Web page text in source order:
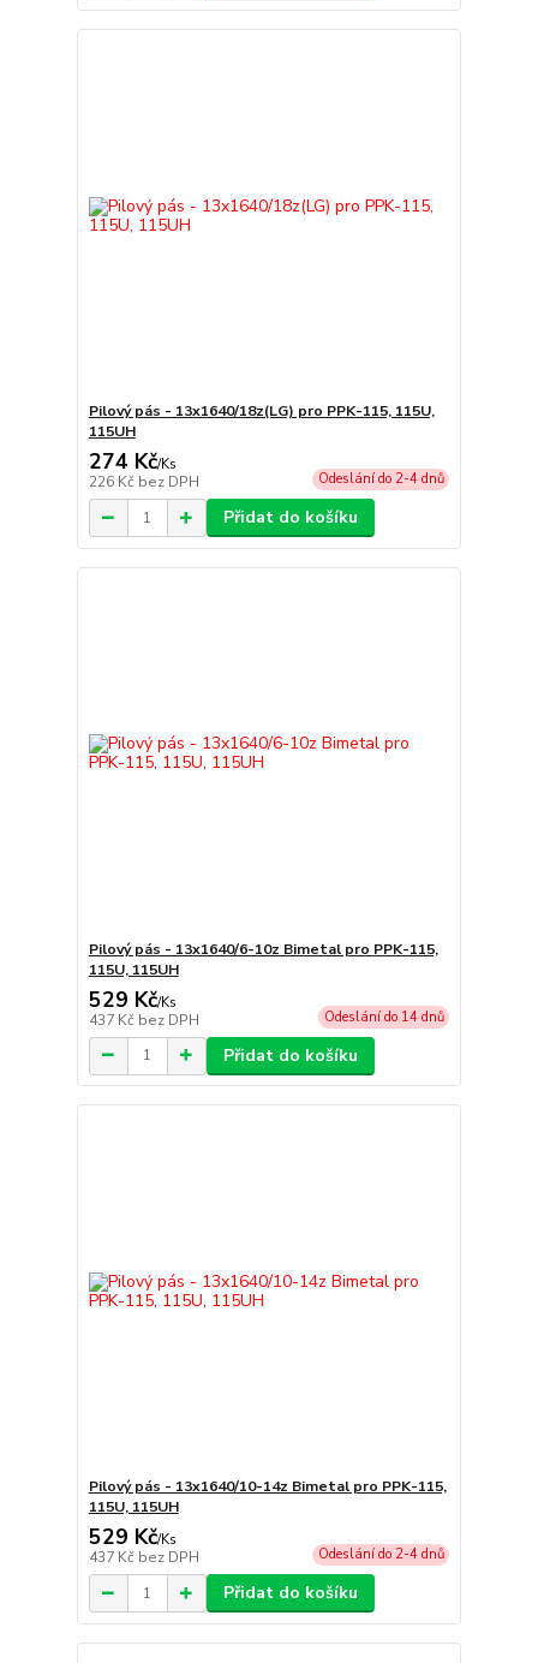
Pilový pás - 13x1640/18z(LG) pro PPK-115, 115U,
115UH
274 Kč/Ks
226 Kč bez DPH Odeslání do 2-4 dnů
Přidat do košíku
Pilový pás - 13x1640/6-10z Bimetal pro PPK-115,
115U, 115UH
529 Kč/Ks
437 Kč bez DPH Odeslání do 14 dnů
Přidat do košíku
Pilový pás - 13x1640/10-14z Bimetal pro PPK-115,
115U, 115UH
529 Kč/Ks
437 Kč bez DPH Odeslání do 2-4 dnů
Přidat do košíku